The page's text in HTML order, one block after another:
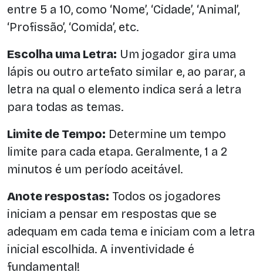
entre 5 a 10, como ‘Nome’, ‘Cidade’, ‘Animal’,
‘Profissão’, ‘Comida’, etc.
Escolha uma Letra: Um jogador gira uma
lápis ou outro artefato similar e, ao parar, a
letra na qual o elemento indica será a letra
para todas as temas.
Limite de Tempo: Determine um tempo
limite para cada etapa. Geralmente, 1 a 2
minutos é um período aceitável.
Anote respostas: Todos os jogadores
iniciam a pensar em respostas que se
adequam em cada tema e iniciam com a letra
inicial escolhida. A inventividade é
fundamental!